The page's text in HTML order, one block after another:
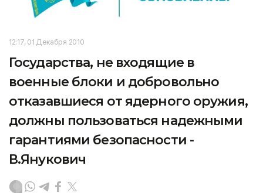
12:17, 01 Декабря 2010
Государства, не входящие в
военные блоки и добровольно
отказавшиеся от ядерного оружия,
должны пользоваться надежными
гарантиями безопасности -
В.Янукович